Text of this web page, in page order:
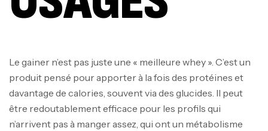
Le gainer n’est pas juste une « meilleure whey ». C’est un
produit pensé pour apporter à la fois des protéines et
davantage de calories, souvent via des glucides. Il peut
être redoutablement efficace pour les profils qui
n’arrivent pas à manger assez, qui ont un métabolisme